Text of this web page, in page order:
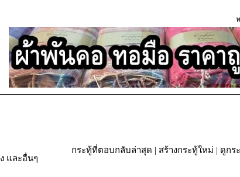
และอื่นๆ
กระทู้ที่ตอบกลับล่าสุด | สร้างกระทู้ใหม่ | ดูกร